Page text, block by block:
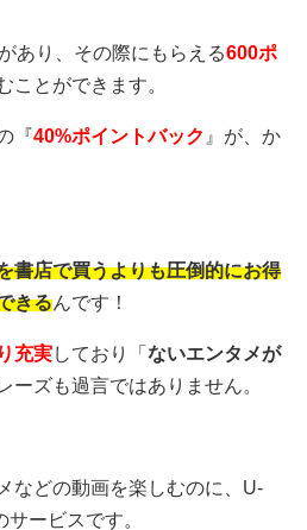
あり、その際にもらえる600ポ
ことができます。
『40%ポイントバック 』が、か
書店で買うよりも圧倒的にお得
きるんです！
充実しており「 ないエンタメが
ーズも過言ではありません。
などの動画を楽しむのに、U-
ービスです。